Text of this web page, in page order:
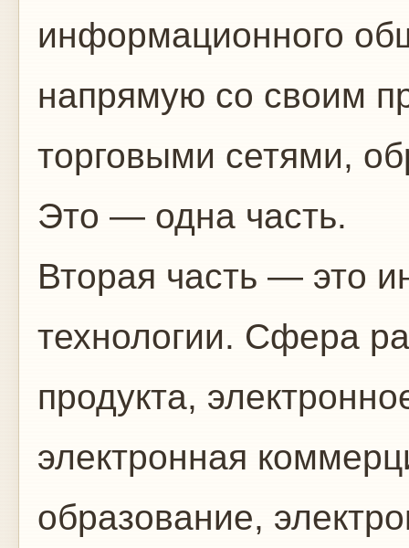
информационного
напрямую со своим
торговыми сетями,
Это — одна часть.
Вторая часть — это
технологии. Сфера
продукта,
электронная
образование,